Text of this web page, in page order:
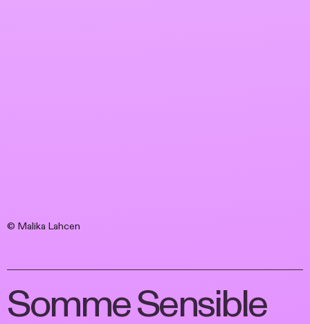
© Malika Lahcen
Somme Sensible